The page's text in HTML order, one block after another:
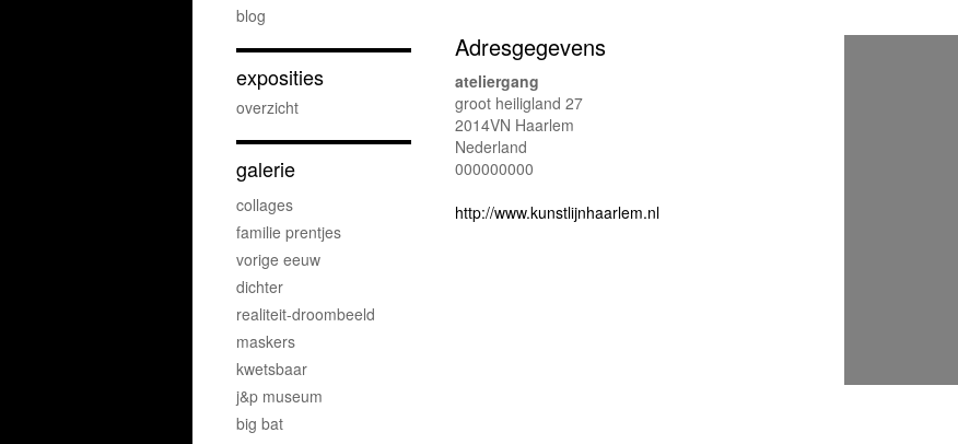
Adresgegevens
ateliergang
groot heiligland 27
2014VN Haarlem
Nederland
000000000
http://www.kunstlijnhaarlem.nl
blog
exposities
overzicht
galerie
collages
familie prentjes
vorige eeuw
dichter
realiteit-droombeeld
maskers
kwetsbaar
j&p museum
big bat